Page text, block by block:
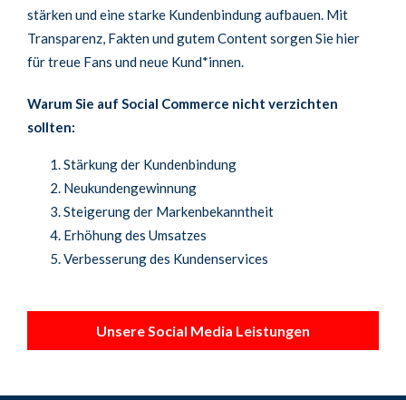
stärken und eine starke Kundenbindung aufbauen. Mit
Transparenz, Fakten und gutem Content sorgen Sie hier
für treue Fans und neue Kund*innen.
Warum Sie auf Social Commerce nicht verzichten
sollten:
Stärkung der Kundenbindung
Neukundengewinnung
Steigerung der Markenbekanntheit
Erhöhung des Umsatzes
Verbesserung des Kundenservices
Unsere Social Media Leistungen